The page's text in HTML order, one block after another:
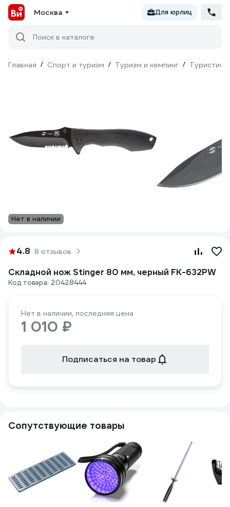
Москва Для юрлиц
Поиск в каталоге
Главная / Спорт и туризм / Туризм и кемпинг /
Нет в наличии
4.8 8 отзывов
Складной нож Stinger 80 мм, черный FK-632PW
Код товара: 20428444
Нет в наличии, последняя цена
1 010 ₽
Подписаться на товар
Сопутствующие товары